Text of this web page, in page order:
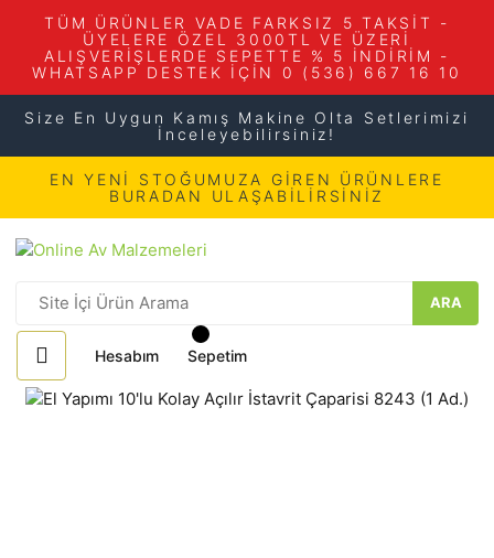
TÜM ÜRÜNLER VADE FARKSIZ 5 TAKSİT -
ÜYELERE ÖZEL 3000TL VE ÜZERİ
ALIŞVERİŞLERDE SEPETTE % 5 İNDİRİM -
WHATSAPP DESTEK İÇİN 0 (536) 667 16 10
Size En Uygun Kamış Makine Olta Setlerimizi
İnceleyebilirsiniz!
EN YENİ STOĞUMUZA GİREN ÜRÜNLERE
BURADAN ULAŞABİLİRSİNİZ
ARA
Hesabım Sepetim